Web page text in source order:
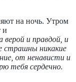
на ночь. Утром
и
и правдой, и
страшны никакие
от ненависти и
тебя сердечно.